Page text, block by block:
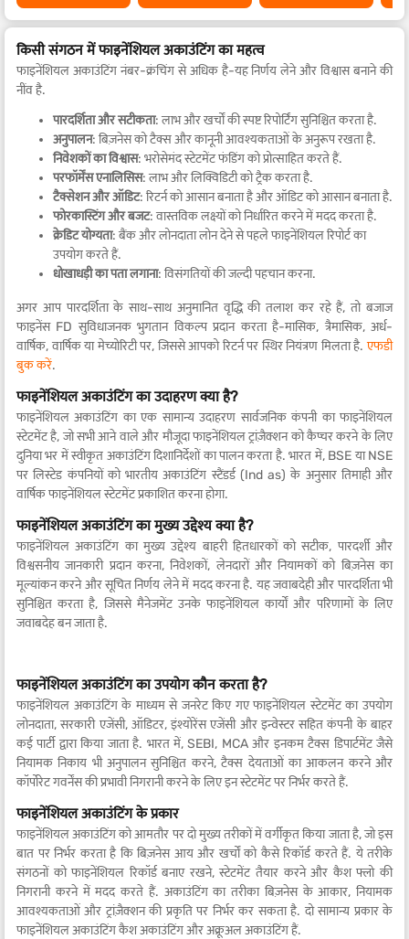
किसी संगठन में फाइनेंशियल अकाउंटिंग का महत्व
फाइनेंशियल अकाउंटिंग नंबर-क्रंचिंग से अधिक है-यह निर्णय लेने और विश्वास बनाने की
नींव है.
पारदर्शिता और सटीकता: लाभ और खर्चों की स्पष्ट रिपोर्टिंग सुनिश्चित करता है.
अनुपालन: बिज़नेस को टैक्स और कानूनी आवश्यकताओं के अनुरूप रखता है.
निवेशकों का विश्वास: भरोसेमंद स्टेटमेंट फंडिंग को प्रोत्साहित करते हैं.
परफॉर्मेंस एनालिसिस: लाभ और लिक्विडिटी को ट्रैक करता है.
टैक्सेशन और ऑडिट: रिटर्न को आसान बनाता है और ऑडिट को आसान बनाता है.
फोरकास्टिंग और बजट: वास्तविक लक्ष्यों को निर्धारित करने में मदद करता है.
क्रेडिट योग्यता: बैंक और लोनदाता लोन देने से पहले फाइनेंशियल रिपोर्ट का
उपयोग करते हैं.
धोखाधड़ी का पता लगाना: विसंगतियों की जल्दी पहचान करना.
अगर आप पारदर्शिता के साथ-साथ अनुमानित वृद्धि की तलाश कर रहे हैं, तो बजाज
फाइनेंस FD सुविधाजनक भुगतान विकल्प प्रदान करता है-मासिक, त्रैमासिक, अर्ध-
वार्षिक, वार्षिक या मेच्योरिटी पर, जिससे आपको रिटर्न पर स्थिर नियंत्रण मिलता है.एफडी
बुक करें.
फाइनेंशियल अकाउंटिंग का उदाहरण क्या है?
फाइनेंशियल अकाउंटिंग का एक सामान्य उदाहरण सार्वजनिक कंपनी का फाइनेंशियल
स्टेटमेंट है, जो सभी आने वाले और मौजूदा फाइनेंशियल ट्रांज़ैक्शन को कैप्चर करने के लिए
दुनिया भर में स्वीकृत अकाउंटिंग दिशानिर्देशों का पालन करता है. भारत में, BSE या NSE
पर लिस्टेड कंपनियों को भारतीय अकाउंटिंग स्टैंडर्ड (Ind as) के अनुसार तिमाही और
वार्षिक फाइनेंशियल स्टेटमेंट प्रकाशित करना होगा.
फाइनेंशियल अकाउंटिंग का मुख्य उद्देश्य क्या है?
फाइनेंशियल अकाउंटिंग का मुख्य उद्देश्य बाहरी हितधारकों को सटीक, पारदर्शी और
विश्वसनीय जानकारी प्रदान करना, निवेशकों, लेनदारों और नियामकों को बिज़नेस का
मूल्यांकन करने और सूचित निर्णय लेने में मदद करना है. यह जवाबदेही और पारदर्शिता भी
सुनिश्चित करता है, जिससे मैनेजमेंट उनके फाइनेंशियल कार्यों और परिणामों के लिए
जवाबदेह बन जाता है.
फाइनेंशियल अकाउंटिंग का उपयोग कौन करता है?
फाइनेंशियल अकाउंटिंग के माध्यम से जनरेट किए गए फाइनेंशियल स्टेटमेंट का उपयोग
लोनदाता, सरकारी एजेंसी, ऑडिटर, इंश्योरेंस एजेंसी और इन्वेस्टर सहित कंपनी के बाहर
कई पार्टी द्वारा किया जाता है. भारत में, SEBI, MCA और इनकम टैक्स डिपार्टमेंट जैसे
नियामक निकाय भी अनुपालन सुनिश्चित करने, टैक्स देयताओं का आकलन करने और
कॉर्पोरेट गवर्नेंस की प्रभावी निगरानी करने के लिए इन स्टेटमेंट पर निर्भर करते हैं.
फाइनेंशियल अकाउंटिंग के प्रकार
फाइनेंशियल अकाउंटिंग को आमतौर पर दो मुख्य तरीकों में वर्गीकृत किया जाता है, जो इस
बात पर निर्भर करता है कि बिज़नेस आय और खर्चों को कैसे रिकॉर्ड करते हैं. ये तरीके
संगठनों को फाइनेंशियल रिकॉर्ड बनाए रखने, स्टेटमेंट तैयार करने और कैश फ्लो की
निगरानी करने में मदद करते हैं. अकाउंटिंग का तरीका बिज़नेस के आकार, नियामक
आवश्यकताओं और ट्रांज़ैक्शन की प्रकृति पर निर्भर कर सकता है. दो सामान्य प्रकार के
फाइनेंशियल अकाउंटिंग कैश अकाउंटिंग और अक्रूअल अकाउंटिंग हैं.